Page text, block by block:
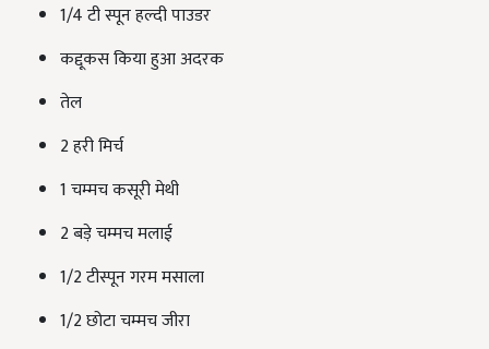
1/4 टी स्पून हल्दी पाउडर
कद्दूकस किया हुआ अदरक
तेल
2 हरी मिर्च
1 चम्मच कसूरी मेथी
2 बड़े चम्मच मलाई
1/2 टीस्पून गरम मसाला
1/2 छोटा चम्मच जीरा